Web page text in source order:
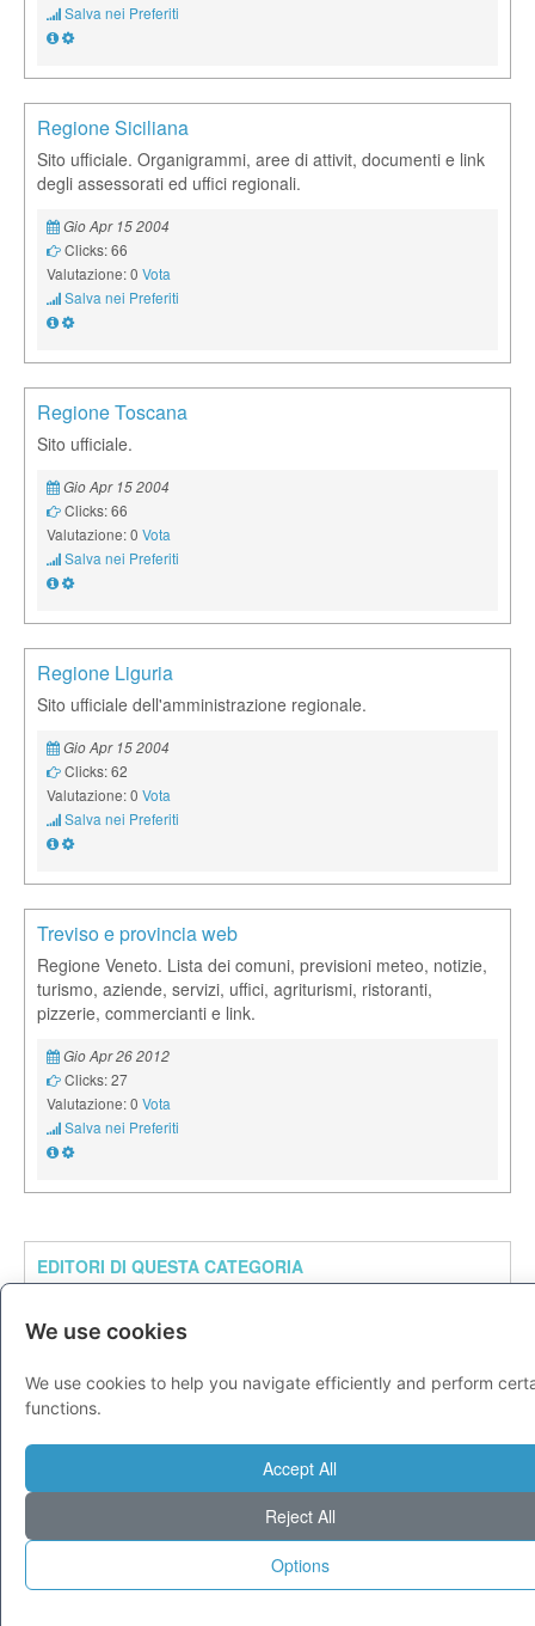
Salva nei Preferiti
Regione Siciliana
Sito ufficiale. Organigrammi, aree di attivit, documenti e link
degli assessorati ed uffici regionali.
Gio Apr 15 2004
Clicks: 66
Valutazione: 0 Vota
Salva nei Preferiti
Regione Toscana
Sito ufficiale.
Gio Apr 15 2004
Clicks: 66
Valutazione: 0 Vota
Salva nei Preferiti
Regione Liguria
Sito ufficiale dell'amministrazione regionale.
Gio Apr 15 2004
Clicks: 62
Valutazione: 0 Vota
Salva nei Preferiti
Treviso e provincia web
Regione Veneto. Lista dei comuni, previsioni meteo, notizie,
turismo, aziende, servizi, uffici, agriturismi, ristoranti,
pizzerie, commercianti e link.
Gio Apr 26 2012
Clicks: 27
Valutazione: 0 Vota
Salva nei Preferiti
EDITORI DI QUESTA CATEGORIA
Questa Categoria ha bisogno di un editore se sei
We use cookies
We use cookies to help you navigate efficiently and perform
functions.
Accept All
Reject All
Options